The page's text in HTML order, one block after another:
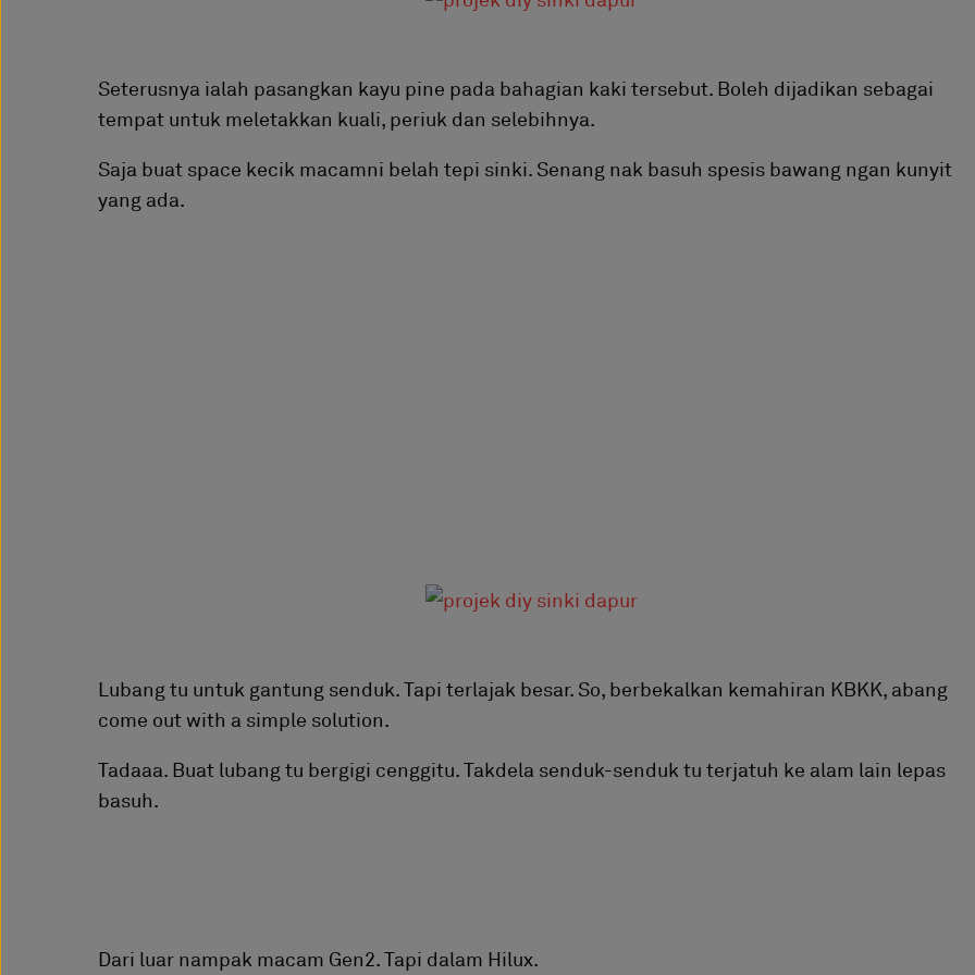
Seterusnya ialah pasangkan kayu pine pada bahagian kaki tersebut. Boleh dijadikan sebagai
tempat untuk meletakkan kuali, periuk dan selebihnya.
Saja buat space kecik macamni belah tepi sinki. Senang nak basuh spesis bawang ngan kunyit
yang ada.
Lubang tu untuk gantung senduk. Tapi terlajak besar. So, berbekalkan kemahiran KBKK, abang
come out with a simple solution.
Tadaaa. Buat lubang tu bergigi cenggitu. Takdela senduk-senduk tu terjatuh ke alam lain lepas
basuh.
Dari luar nampak macam Gen2. Tapi dalam Hilux.